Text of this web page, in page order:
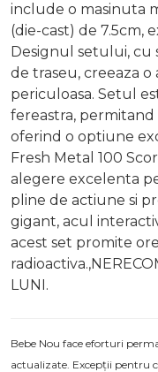
include o masinuta
(die-cast) de 7.5cm,
Designul setului,
de traseu, creeaza o
periculoasa. Setul
fereastra,
oferind o optiune
Fresh Metal 100
alegere excelenta
pline de actiune si
gigant, acul
acest set promite
LUNI.
Bebe Nou face eforturi
actualizate. Excepții pentru